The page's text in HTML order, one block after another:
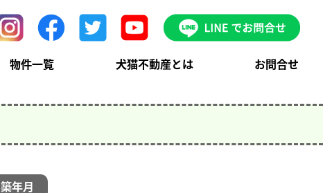
物件一覧 犬猫不動産とは お問合せ
築年月